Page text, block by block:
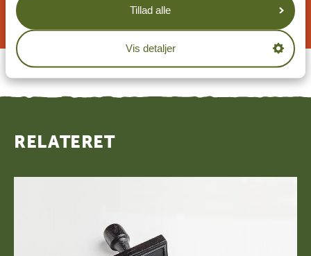
Tillad alle
Vis detaljer
RELATERET